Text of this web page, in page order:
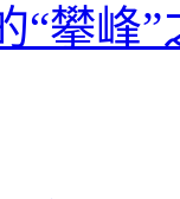
“攀峰